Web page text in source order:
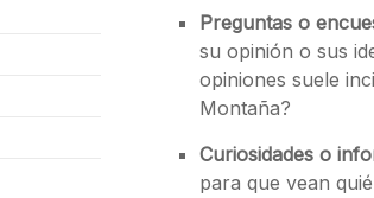
Preguntas o
su opinión o sus
opiniones suele
Montaña?
Curiosidades o
para que vean